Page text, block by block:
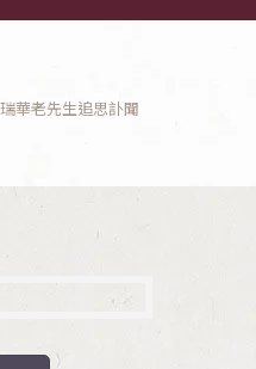
華老先生追思訃聞